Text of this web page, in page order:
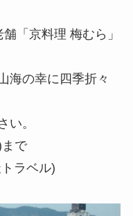
「京料理 梅むら」
海の幸に四季折々
い。
で
ラベル)